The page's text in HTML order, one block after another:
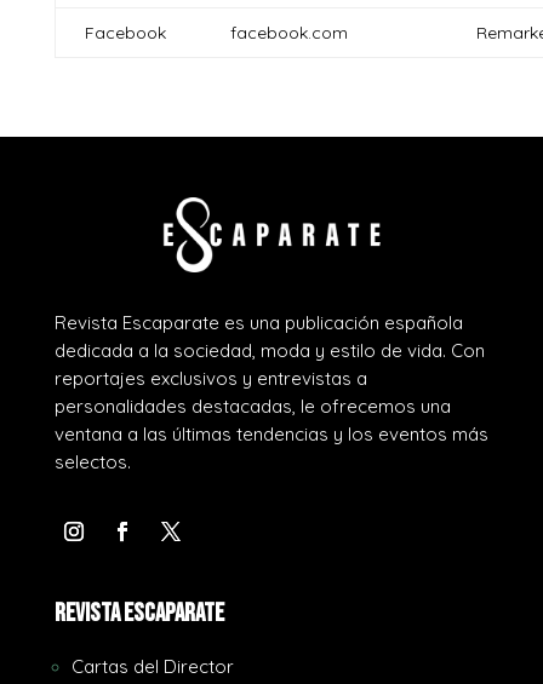
Facebook facebook.com
Revista Escaparate es una publicación española
dedicada a la sociedad, moda y estilo de vida. Con
reportajes exclusivos y entrevistas a
personalidades destacadas, le ofrecemos una
ventana a las últimas tendencias y los eventos más
selectos.
REVISTA ESCAPARATE
Cartas del Director